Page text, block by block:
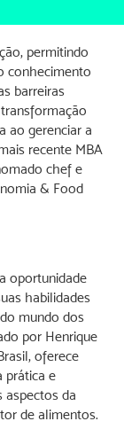
permitindo
conhecimento
barreiras
ao gerenciar a
recente MBA
chef e
& Food
oportunidade
habilidades
mundo dos
por Henrique
oferece
prática e
aspectos da
de alimentos.